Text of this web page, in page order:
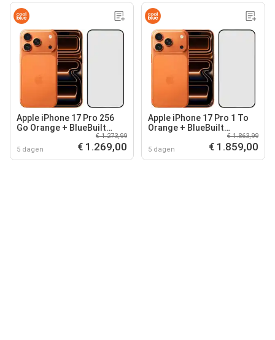
Apple iPhone 17 Pro 256
Go Orange + BlueBuilt
Protège-écran Verre
5 dagen
€ 1.273,99
€ 1.269,00
Apple iPhone 17 Pro 1 To
Orange + BlueBuilt
Protège-écran Verre
5 dagen
€ 1.863,99
€ 1.859,00